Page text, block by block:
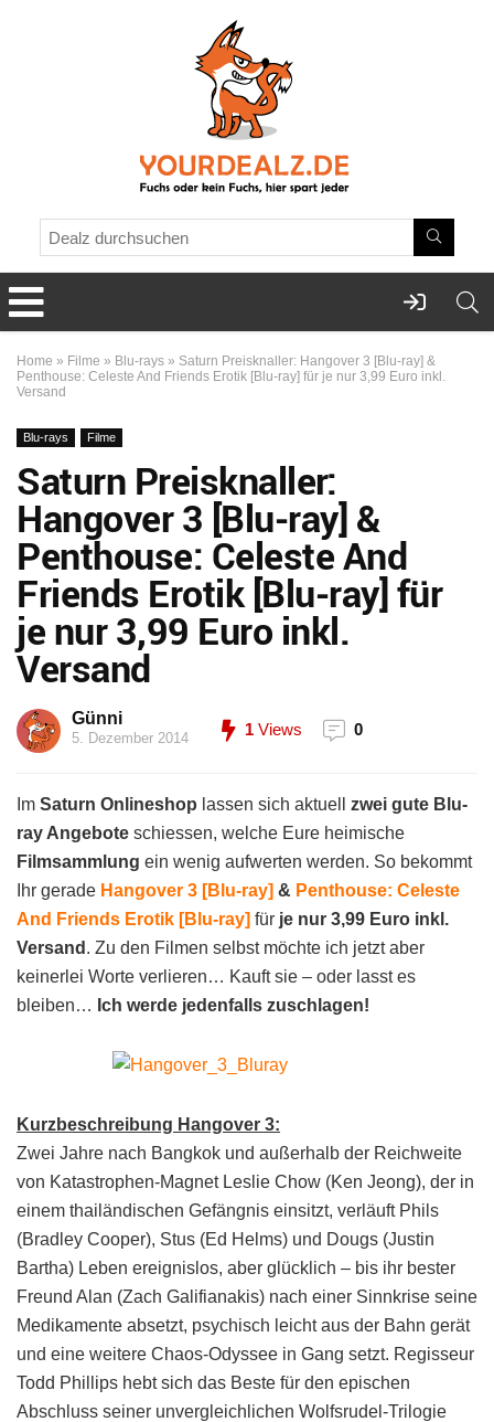
Home » Filme » Blu-rays » Saturn Preisknaller: Hangover 3 [Blu-ray] &
Penthouse: Celeste And Friends Erotik [Blu-ray] für je nur 3,99 Euro inkl.
Versand
Blu-rays Filme
Saturn Preisknaller:
Hangover 3 [Blu-ray] &
Penthouse: Celeste And
Friends Erotik [Blu-ray] für
je nur 3,99 Euro inkl.
Versand
Günni
5. Dezember 2014 1 Views 0
Im Saturn Onlineshop lassen sich aktuell zwei gute Blu-
ray Angebote schiessen, welche Eure heimische
Filmsammlung ein wenig aufwerten werden. So bekommt
Ihr gerade Hangover 3 [Blu-ray] & Penthouse: Celeste
And Friends Erotik [Blu-ray] für je nur 3,99 Euro inkl.
Versand . Zu den Filmen selbst möchte ich jetzt aber
keinerlei Worte verlieren… Kauft sie – oder lasst es
bleiben… Ich werde jedenfalls zuschlagen!
Kurzbeschreibung Hangover 3:
Zwei Jahre nach Bangkok und außerhalb der Reichweite
von Katastrophen-Magnet Leslie Chow (Ken Jeong), der in
einem thailändischen Gefängnis einsitzt, verläuft Phils
(Bradley Cooper), Stus (Ed Helms) und Dougs (Justin
Bartha) Leben ereignislos, aber glücklich – bis ihr bester
Freund Alan (Zach Galifianakis) nach einer Sinnkrise seine
Medikamente absetzt, psychisch leicht aus der Bahn gerät
und eine weitere Chaos-Odyssee in Gang setzt. Regisseur
Todd Phillips hebt sich das Beste für den epischen
Abschluss seiner unvergleichlichen Wolfsrudel-Trilogie